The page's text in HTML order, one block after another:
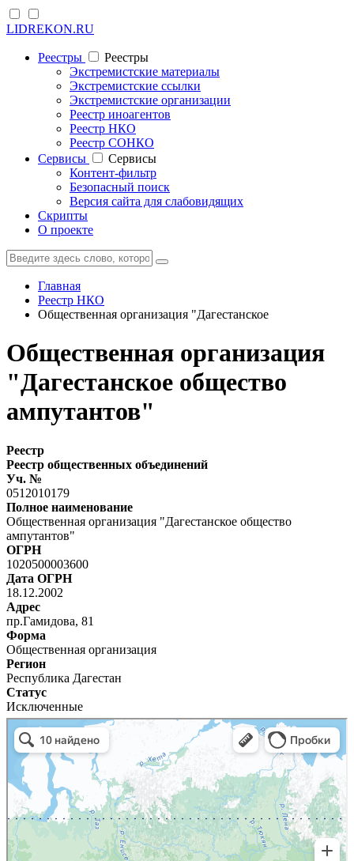
LIDREKON.RU
Реестры
Реестры
Экстремистские материалы
Экстремистские ссылки
Экстремистские организации
Реестр иноагентов
Реестр НКО
Реестр СОНКО
Cервисы
Cервисы
Контент-фильтр
Безопасный поиск
Версия сайта для слабовидящих
Скрипты
О проекте
Главная
Реестр НКО
Общественная организация "Дагестанское
Общественная организация
"Дагестанское общество
ампутантов"
Реестр
Реестр общественных объединений
Уч. №
0512010179
Полное наименование
Общественная организация "Дагестанское общество
ампутантов"
ОГРН
1020500003600
Дата ОГРН
18.12.2002
Адрес
пр.Гамидова, 81
Форма
Общественная организация
Регион
Республика Дагестан
Статус
Исключенные